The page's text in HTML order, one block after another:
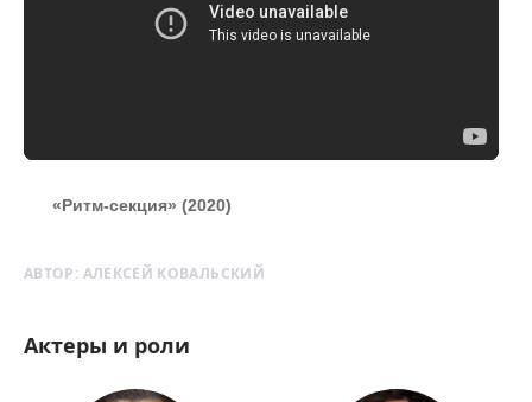
«Ритм-секция» (2020)
АВТОР: АЛЕКСЕЙ КОВАЛЬСКИЙ
Актеры и роли